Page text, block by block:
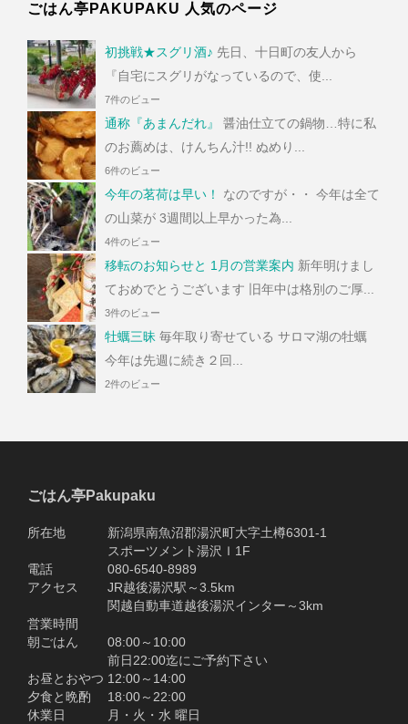
ごはん亭PAKUPAKU 人気のページ
初挑戦★スグリ酒♪ 先日、十日町の友人から
『自宅にスグリがなっているので、使...
7件のビュー
通称『あまんだれ』
醤油仕立ての鍋物…特に私
のお薦めは、けんちん汁!! ぬめり...
6件のビュー
今年の茗荷は早い！
なのですが・・ 今年は全て
の山菜が 3週間以上早かった為...
4件のビュー
移転のお知らせと 1月の営業案内 新年明けまし
ておめでとうございます 旧年中は格別のご厚...
3件のビュー
牡蠣三昧 毎年取り寄せている サロマ湖の牡蠣
今年は先週に続き２回...
2件のビュー
ごはん亭Pakupaku
所在地 新潟県南魚沼郡湯沢町大字土樽6301-1
スポーツメント湯沢Ｉ1F
電話 080-6540-8989
アクセス JR越後湯沢駅～3.5km
関越自動車道越後湯沢インター～3km
営業時間
朝ごはん 08:00～10:00
前日22:00迄にご予約下さい
お昼とおやつ 12:00～14:00
夕食と晩酌 18:00～22:00
休業日 月・火・水 曜日